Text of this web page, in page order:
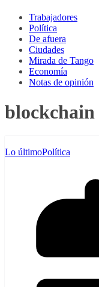
Trabajadores
Política
De afuera
Ciudades
Mirada de Tango
Economía
Notas de opinión
blockchain
Lo últimoPolítica